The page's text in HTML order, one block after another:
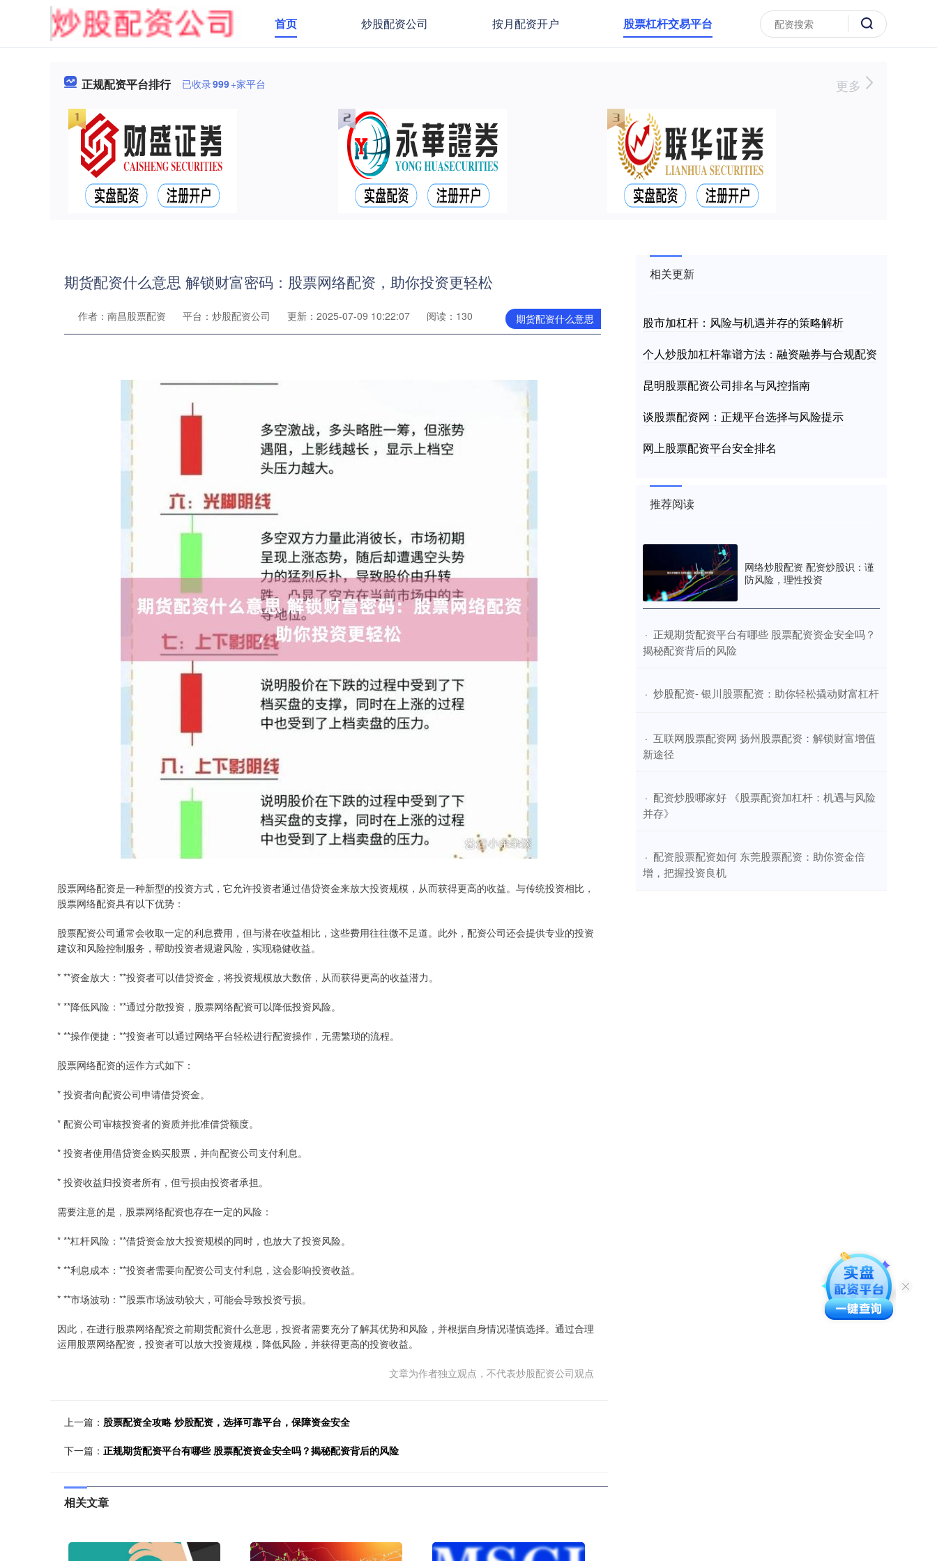
首页 炒股配资公司 按月配资开户 股票杠杆交易平台
正规配资平台排行 已收录999+家平台 更多
期货配资什么意思 解锁财富密码：股票网络配资，助你投资更轻松
期货配资什么意思
作者：南昌股票配资 平台：炒股配资公司 更新：2025-07-09 10:22:07 阅读：130
股票网络配资是一种新型的投资方式，它允许投资者通过借贷资金来放大投资规模，从而获得更高的收益。与传统投资相比，
股票网络配资具有以下优势：
股票配资公司通常会收取一定的利息费用，但与潜在收益相比，这些费用往往微不足道。此外，配资公司还会提供专业的投资
建议和风险控制服务，帮助投资者规避风险，实现稳健收益。
* **资金放大：**投资者可以借贷资金，将投资规模放大数倍，从而获得更高的收益潜力。
* **降低风险：**通过分散投资，股票网络配资可以降低投资风险。
* **操作便捷：**投资者可以通过网络平台轻松进行配资操作，无需繁琐的流程。
股票网络配资的运作方式如下：
* 投资者向配资公司申请借贷资金。
* 配资公司审核投资者的资质并批准借贷额度。
* 投资者使用借贷资金购买股票，并向配资公司支付利息。
* 投资收益归投资者所有，但亏损由投资者承担。
需要注意的是，股票网络配资也存在一定的风险：
* **杠杆风险：**借贷资金放大投资规模的同时，也放大了投资风险。
* **利息成本：**投资者需要向配资公司支付利息，这会影响投资收益。
* **市场波动：**股票市场波动较大，可能会导致投资亏损。
因此，在进行股票网络配资之前期货配资什么意思，投资者需要充分了解其优势和风险，并根据自身情况谨慎选择。通过合理
运用股票网络配资，投资者可以放大投资规模，降低风险，并获得更高的投资收益。
文章为作者独立观点，不代表炒股配资公司观点
上一篇： 股票配资全攻略 炒股配资，选择可靠平台，保障资金安全
下一篇： 正规期货配资平台有哪些 股票配资资金安全吗？揭秘配资背后的风险
相关文章
相关更新
股市加杠杆：风险与机遇并存的策略解析
个人炒股加杠杆靠谱方法：融资融券与合规配资
昆明股票配资公司排名与风控指南
谈股票配资网：正规平台选择与风险提示
网上股票配资平台安全排名
推荐阅读
网络炒股配资 配资炒股识：谨
防风险，理性投资
· ​正规期货配资平台有哪些 股票配资资金安全吗？
揭秘配资背后的风险
· ​炒股配资- 银川股票配资：助你轻松撬动财富杠杆
· ​互联网股票配资网 扬州股票配资：解锁财富增值
新途径
· ​配资炒股哪家好 《股票配资加杠杆：机遇与风险
并存》
· ​配资股票配资如何 东莞股票配资：助你资金倍
增，把握投资良机